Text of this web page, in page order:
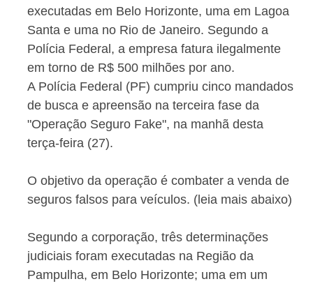
executadas em Belo Horizonte, uma em Lagoa
Santa e uma no Rio de Janeiro. Segundo a
Polícia Federal, a empresa fatura ilegalmente
em torno de R$ 500 milhões por ano.
A Polícia Federal (PF) cumpriu cinco mandados
de busca e apreensão na terceira fase da
"Operação Seguro Fake", na manhã desta
terça-feira (27).
O objetivo da operação é combater a venda de
seguros falsos para veículos. (leia mais abaixo)
Segundo a corporação, três determinações
judiciais foram executadas na Região da
Pampulha, em Belo Horizonte; uma em um